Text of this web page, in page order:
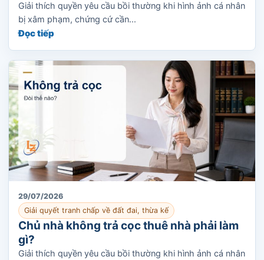
Giải thích quyền yêu cầu bồi thường khi hình ảnh cá nhân
bị xâm phạm, chứng cứ cần...
Đọc tiếp
29/07/2026
Giải quyết tranh chấp về đất đai, thừa kế
Chủ nhà không trả cọc thuê nhà phải làm
gì?
Giải thích quyền yêu cầu bồi thường khi hình ảnh cá nhân